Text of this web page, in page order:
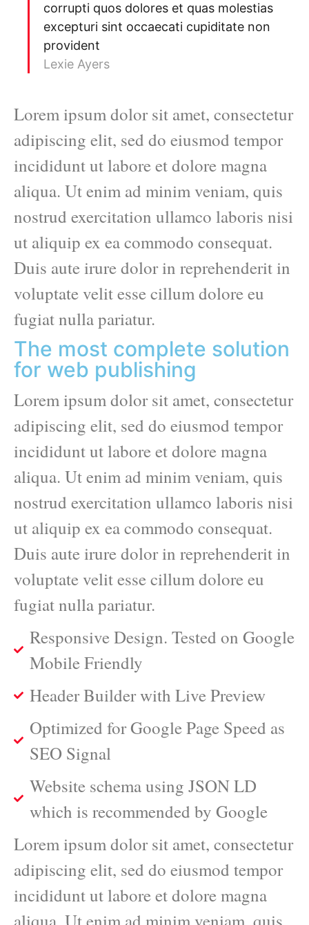
corrupti quos dolores et quas molestias
excepturi sint occaecati cupiditate non
provident
Lexie Ayers
Lorem ipsum dolor sit amet, consectetur
adipiscing elit, sed do eiusmod tempor
incididunt ut labore et dolore magna
aliqua. Ut enim ad minim veniam, quis
nostrud exercitation ullamco laboris nisi
ut aliquip ex ea commodo consequat.
Duis aute irure dolor in reprehenderit in
voluptate velit esse cillum dolore eu
fugiat nulla pariatur.
The most complete solution
for web publishing
Lorem ipsum dolor sit amet, consectetur
adipiscing elit, sed do eiusmod tempor
incididunt ut labore et dolore magna
aliqua. Ut enim ad minim veniam, quis
nostrud exercitation ullamco laboris nisi
ut aliquip ex ea commodo consequat.
Duis aute irure dolor in reprehenderit in
voluptate velit esse cillum dolore eu
fugiat nulla pariatur.
Responsive Design. Tested on Google
Mobile Friendly
Header Builder with Live Preview
Optimized for Google Page Speed as
SEO Signal
Website schema using JSON LD
which is recommended by Google
Lorem ipsum dolor sit amet, consectetur
adipiscing elit, sed do eiusmod tempor
incididunt ut labore et dolore magna